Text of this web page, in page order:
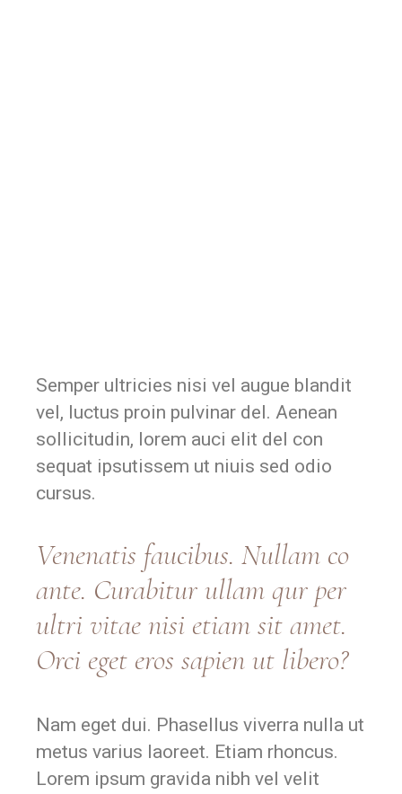
Semper ultricies nisi vel augue blandit
vel, luctus proin pulvinar del. Aenean
sollicitudin, lorem auci elit del con
sequat ipsutissem ut niuis sed odio
cursus.
Venenatis faucibus. Nullam co
ante. Curabitur ullam qur per
ultri vitae nisi etiam sit amet.
Orci eget eros sapien ut libero?
Nam eget dui. Phasellus viverra nulla ut
metus varius laoreet. Etiam rhoncus.
Lorem ipsum gravida nibh vel velit